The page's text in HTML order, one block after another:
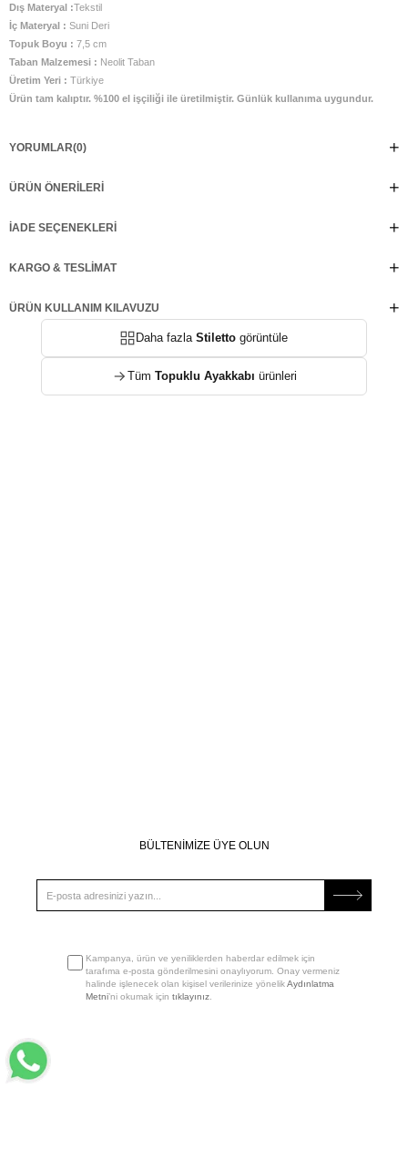
Dış Materyal :Tekstil
İç Materyal : Suni Deri
Topuk Boyu : 7,5 cm
Taban Malzemesi : Neolit Taban
Üretim Yeri : Türkiye
Ürün tam kalıptır. %100 el işçiliği ile üretilmiştir. Günlük kullanıma uygundur.
YORUMLAR(0)
ÜRÜN ÖNERILERI
İADE SEÇENEKLERI
KARGO & TESLIMAT
ÜRÜN KULLANIM KILAVUZU
Daha fazlaStiletto görüntüle
Tüm Topuklu Ayakkabı ürünleri
BÜLTENİMİZE ÜYE OLUN
Kampanya, ürün ve yeniliklerden haberdar edilmek için
tarafıma e-posta gönderilmesini onaylıyorum. Onay vermeniz
halinde işlenecek olan kişisel verilerinize yönelikAydınlatma
Metni’ni okumak için tıklayınız.